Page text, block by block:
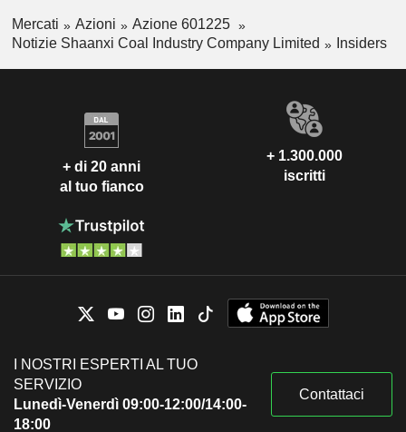
Mercati Azioni
Azione 601225
Notizie Shaanxi Coal Industry Company Limited
Insiders
+ di 20 anni
al tuo fianco
+ 1.300.000
iscritti
I NOSTRI ESPERTI AL TUO
SERVIZIO
Lunedì-Venerdì 09:00-12:00/14:00-
18:00
Contattaci